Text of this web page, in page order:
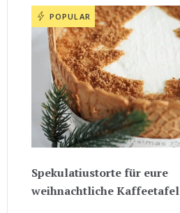
POPULAR
Spekulatiustorte für eure
weihnachtliche Kaffeetafel